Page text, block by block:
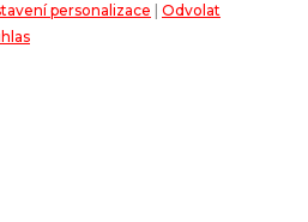
personalizace
Odvolat